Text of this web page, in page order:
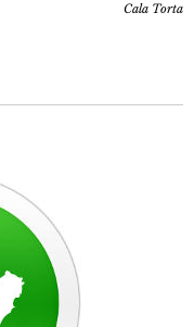
Cala Torta